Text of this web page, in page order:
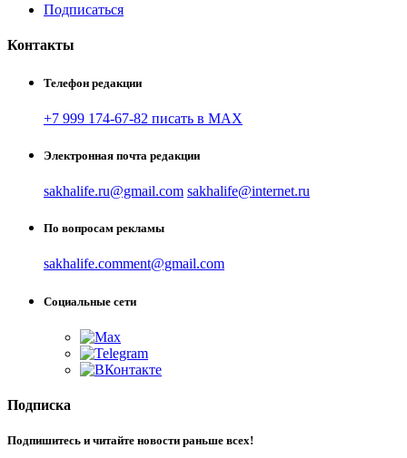
Подписаться
Контакты
Телефон редакции
+7 999 174-67-82 писать в MAX
Электронная почта редакции
sakhalife.ru@gmail.com sakhalife@internet.ru
По вопросам рекламы
sakhalife.comment@gmail.com
Социальные сети
Подписка
Подпишитесь и читайте новости раньше всех!